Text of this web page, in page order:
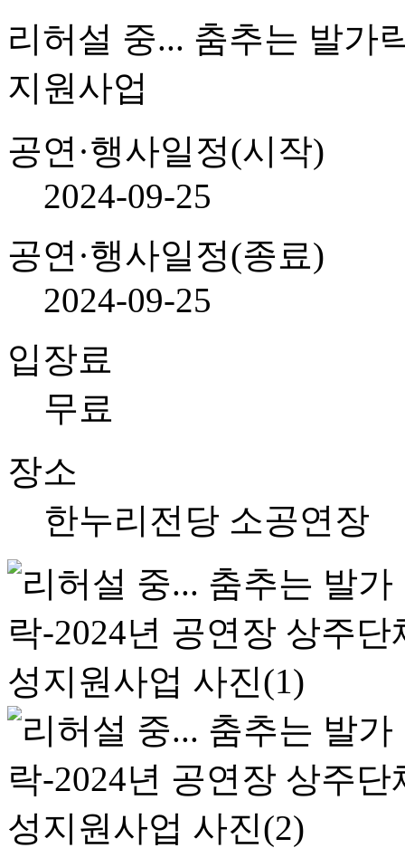
리허설 중... 춤추는 발가
지원사업
공연·행사일정(시작)
2024-09-25
공연·행사일정(종료)
2024-09-25
입장료
무료
장소
한누리전당 소공연장